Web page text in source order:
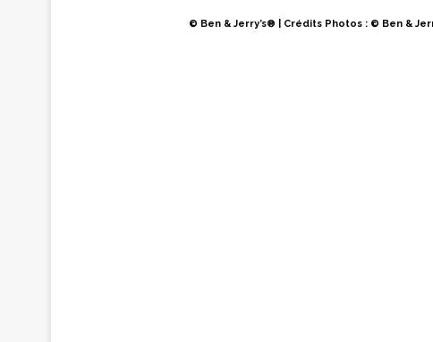
© Ben & Jerry’s® | Crédits Photos : © Ben &